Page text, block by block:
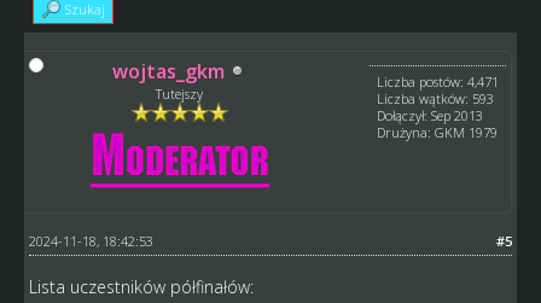
Szukaj
wojtas_gkm
Tutejszy
Liczba postów: 4,471
Liczba wątków: 593
Dołączył: Sep 2013
Drużyna: GKM 1979
#5
2024-11-18, 18:42:53
Lista uczestników półfinałów: